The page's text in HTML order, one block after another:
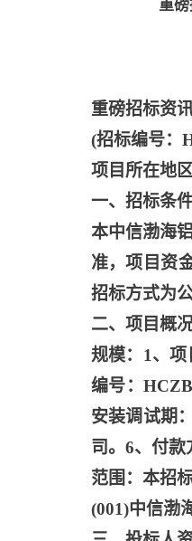
重
重磅招标资
(招标编号：
项目所在地
一、招标条
本中信渤海
准，项目资
招标方式为
二、项目概
规模： 1、
编号：
安装调试期
司。6、付款
范围：本招
(001)中信渤